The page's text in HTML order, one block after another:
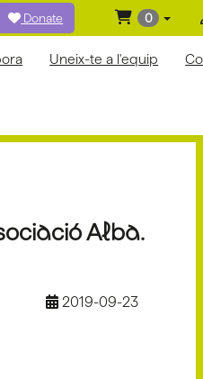
Donate 0
Uneix-te a l'equip
Alba.
2019-09-23